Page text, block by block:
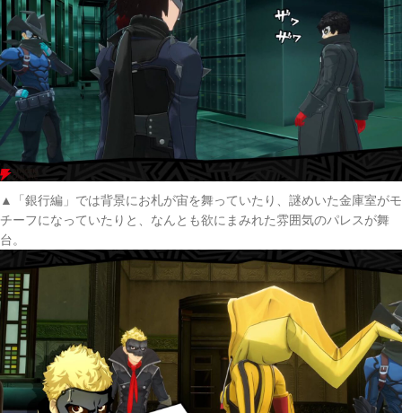
▲「銀行編」では背景にお札が宙を舞っていたり、謎めいた金庫室がモ
チーフになっていたりと、なんとも欲にまみれた雰囲気のパレスが舞
台。